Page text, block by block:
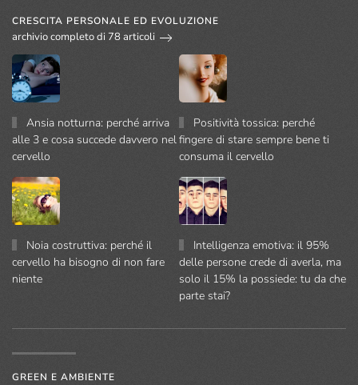
CRESCITA PERSONALE ED EVOLUZIONE
archivio completo di 78 articoli
Ansia notturna: perché arriva
alle 3 e cosa succede davvero nel
cervello
Positività tossica: perché
fingere di stare sempre bene ti
consuma il cervello
Noia costruttiva: perché il
cervello ha bisogno di non fare
niente
Intelligenza emotiva: il 95%
delle persone crede di averla, ma
solo il 15% la possiede: tu da che
parte stai?
GREEN E AMBIENTE